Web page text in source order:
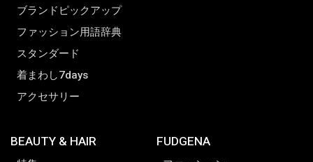
ブランドピックアップ
ファッション用語辞典
スタンダード
着まわし7days
アクセサリー
BEAUTY & HAIR FUDGENA